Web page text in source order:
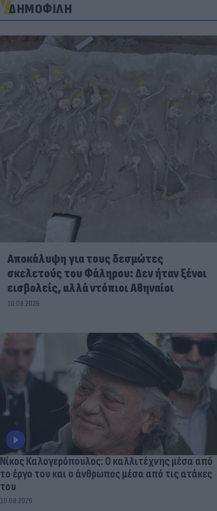
ΔΗΜΟΦΙΛΗ
Αποκάλυψη για τους δεσμώτες
σκελετούς του Φάληρου: Δεν ήταν ξένοι
εισβολείς, αλλά ντόπιοι Αθηναίοι
10.08.2026
Νίκος Καλογερόπουλος: Ο καλλιτέχνης μέσα από
το έργο του και ο άνθρωπος μέσα από τις ατάκες
του
10.08.2026